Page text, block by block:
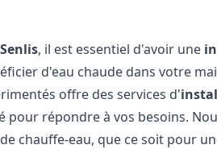
Senlis, il est essentiel d'avoir une
d'eau chaude dans votre
offre des services d'
pour répondre à vos besoins.
chauffe-eau, que ce soit pour